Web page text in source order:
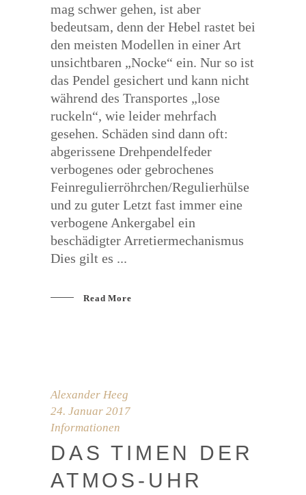
mag schwer gehen, ist aber
bedeutsam, denn der Hebel rastet bei
den meisten Modellen in einer Art
unsichtbaren „Nocke“ ein. Nur so ist
das Pendel gesichert und kann nicht
während des Transportes „lose
ruckeln“, wie leider mehrfach
gesehen. Schäden sind dann oft:
abgerissene Drehpendelfeder
verbogenes oder gebrochenes
Feinregulierröhrchen/Regulierhülse
und zu guter Letzt fast immer eine
verbogene Ankergabel ein
beschädigter Arretiermechanismus
Dies gilt es
Read More
Alexander Heeg
24. Januar 2017
Informationen
DAS TIMEN DER
ATMOS-UHR